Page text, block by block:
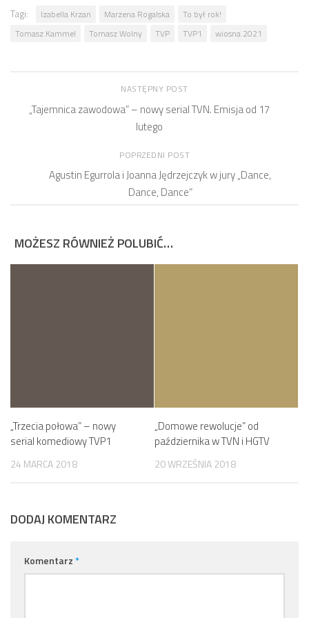
Tagi: Izabella Krzan Marzena Rogalska
To był rok!
Tomasz Kammel
Tomasz Wolny TVP TVP1 wiosna 2021
NASTĘPNY POST
„Tajemnica zawodowa” – nowy serial TVN. Emisja od 17
lutego
POPRZEDNI POST
Agustin Egurrola i Joanna Jędrzejczyk w jury „Dance,
Dance, Dance”
MOŻESZ RÓWNIEŻ POLUBIĆ…
„Trzecia połowa” – nowy
serial komediowy TVP1
24 MARCA 2018
„Domowe rewolucje” od
października w TVN i HGTV
20 WRZEŚNIA 2018
DODAJ KOMENTARZ
Komentarz*